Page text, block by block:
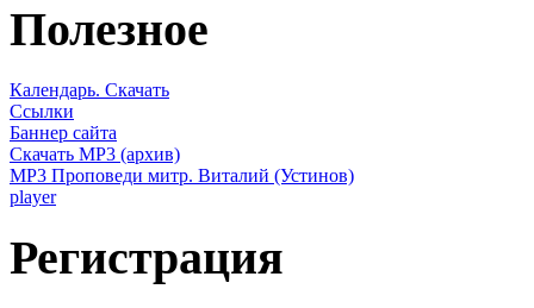
Полезное
Календарь. Скачать
Ссылки
Баннер сайта
Скачать MP3 (архив)
MP3 Проповеди митр. Виталий (Устинов)
player
Регистрация